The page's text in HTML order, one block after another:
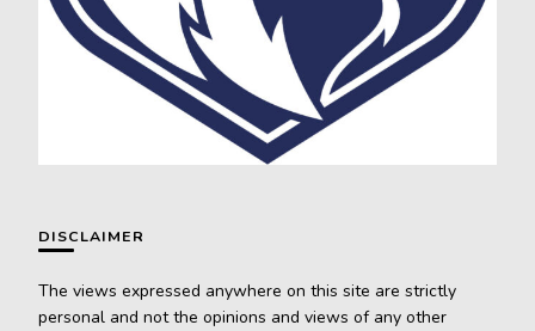
DISCLAIMER
The views expressed anywhere on this site are strictly
personal and not the opinions and views of any other